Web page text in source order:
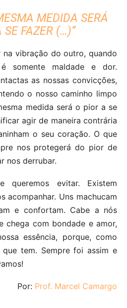
MEDIDA SERÁ
SE FAZER (…)”
na vibração do outro, quando
maldade e dor.
as nossas convicções,
o nosso caminho limpo
medida será o pior a se
agir de maneira contrária
o seu coração. O que
nos protegerá do pior de
nos derrubar.
queremos evitar. Existem
acompanhar. Uns machucam
e confortam. Cabe a nós
chega com bondade e amor,
essência, porque, como
tem. Sempre foi assim e
Por: Prof. Marcel Camargo